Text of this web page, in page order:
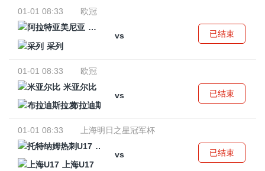
01-01 08:33
欧冠
阿拉特亚美尼亚
vs
采列
已结束
01-01 08:33
欧冠
米亚尔比
vs
布拉迪斯拉发
已结束
01-01 08:33
上海明日之星冠军杯
托特纳姆热刺U17
vs
上海U17
已结束